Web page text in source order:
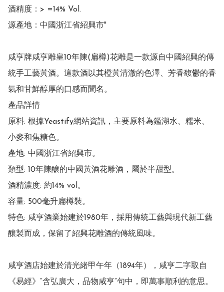
酒精度：> =14% Vol.
源產地：中國浙江省紹興市"
咸亨牌咸亨雕皇10年陳(扁樽)花雕是一款源自中國紹興的傳
統手工藝黃酒。這款酒以其橙黃清澈的色澤、芳香馥鬱的香
氣和甘鮮醇厚的口感而聞名。
產品詳情
原料: 根據Yeastify網站資訊，主要原料為鑑湖水、糯米、
小麥和焦糖色。
產地: 中國浙江省紹興市。
類型: 10年陳釀的中國黃酒花雕酒，屬於半甜型。
酒精濃度: 約14% vol。
容量: 500毫升扁樽裝。
特色: 咸亨酒業始建於1980年，採用傳統工藝與現代新工藝
釀製而成，保留了紹興花雕酒的傳統風味。
咸亨酒店始建於清光緒甲午年（1894年），咸亨二字取自
《易經》“含弘廣大，品物咸亨”句中，即萬事順利的意思。